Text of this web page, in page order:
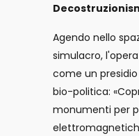
Agendo nello
simulacro,
come un
bio-politica:
monumenti per